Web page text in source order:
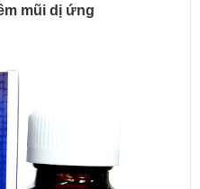
mũi dị ứng